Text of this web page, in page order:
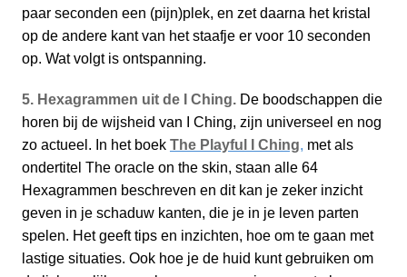
paar seconden een (pijn)plek, en zet daarna het kristal
op de andere kant van het staafje er voor 10 seconden
op. Wat volgt is ontspanning.
5. Hexagrammen uit de I Ching. De boodschappen die
horen bij de wijsheid van I Ching, zijn universeel en nog
zo actueel. In het boek The Playful I Ching, met als
ondertitel The oracle on the skin, staan alle 64
Hexagrammen beschreven en dit kan je zeker inzicht
geven in je schaduw kanten, die je in je leven parten
spelen. Het geeft tips en inzichten, hoe om te gaan met
lastige situaties. Ook hoe je de huid kunt gebruiken om